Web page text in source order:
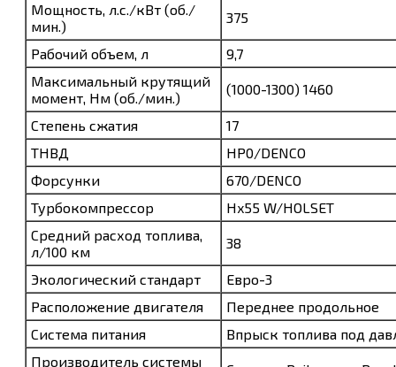
Мощность, л.с./кВт (об./
мин.)
375
Рабочий объем, л
9,7
Максимальный крутящий
момент, Нм (об./мин.)
(1000-1300) 1460
Степень сжатия
17
ТНВД
HP0/DENCO
Форсунки
670/DENCO
Турбокомпрессор
Hx55 W/HOLSET
Средний расход топлива,
л/100 км
38
Экологический стандарт
Евро-3
Расположение двигателя
Переднее продольное
Система питания
Впрыск топлива под
Производитель системы